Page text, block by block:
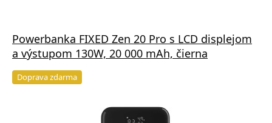
Powerbanka FIXED Zen 20 Pro s LCD displejom
a výstupom 130W, 20 000 mAh, čierna
Doprava zdarma